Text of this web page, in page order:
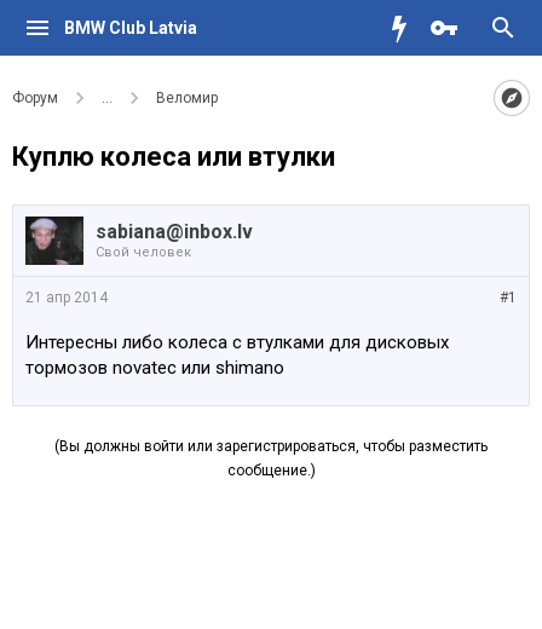
BMW Club Latvia
Форум ... Веломир
Куплю колеса или втулки
sabiana@inbox.lv
Свой человек
#1
21 апр 2014
Интересны либо колеса с втулками для дисковых
тормозов novatec или shimano
(Вы должны войти или зарегистрироваться, чтобы разместить
сообщение.)